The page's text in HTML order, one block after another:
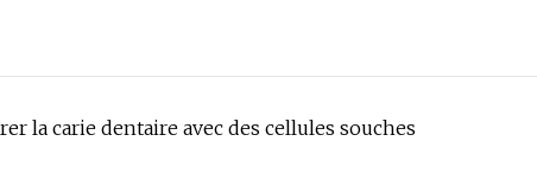
la carie dentaire avec des cellules souches